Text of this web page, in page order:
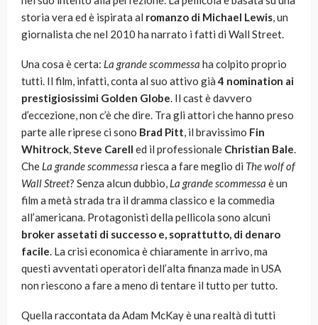
storia vera ed è ispirata al romanzo di Michael Lewis, un
giornalista che nel 2010 ha narrato i fatti di Wall Street.
Una cosa è certa: La grande scommessa ha colpito proprio
tutti. Il film, infatti, conta al suo attivo già4 nomination ai
prestigiosissimi Golden Globe. Il cast è davvero
d’eccezione, non c’è che dire. Tra gli attori che hanno preso
parte alle riprese ci sono Brad Pitt, il bravissimo Fin
Whitrock,Steve Carell ed il professionale Christian Bale.
Che La grande scommessa riesca a fare meglio di The wolf of
Wall Street? Senza alcun dubbio, La grande scommessa è un
film a metà strada tra il dramma classico e la commedia
all’americana. Protagonisti della pellicola sono alcuni
broker assetati di successo e, soprattutto, di denaro
facile. La crisi economica è chiaramente in arrivo, ma
questi avventati operatori dell’alta finanza made in USA
non riescono a fare a meno di tentare il tutto per tutto.
Quella raccontata da Adam McKay è una realtà di tutti